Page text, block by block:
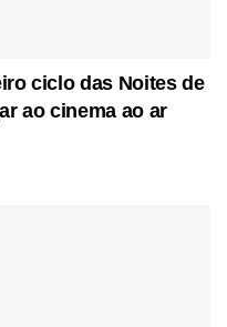
ciclo das Noites de
ao cinema ao ar